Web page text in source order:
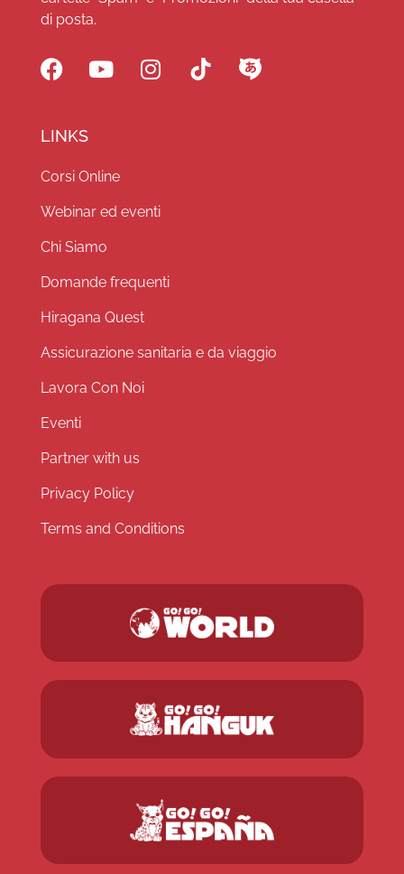
di posta.
LINKS
Corsi Online
Webinar ed eventi
Chi Siamo
Domande frequenti
Hiragana Quest
Assicurazione sanitaria e da viaggio
Lavora Con Noi
Eventi
Partner with us
Privacy Policy
Terms and Conditions